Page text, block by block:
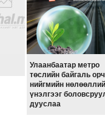
Улаанбаатар метро
төслийн байгаль
нийгмийн
үнэлгээг
дууслаа